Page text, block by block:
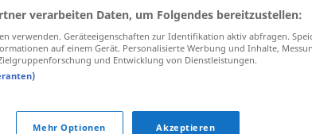
beurkundenVertrag usw
verarbeiten Daten, um Folgendes bereitzustellen:
verwenden. Geräteeigenschaften zur Identifikation aktiv abfragen.
auf einem Gerät. Personalisierte Werbung und Inhalte,
und Entwicklung von Dienstleistungen.
Mehr Optionen Akzeptieren